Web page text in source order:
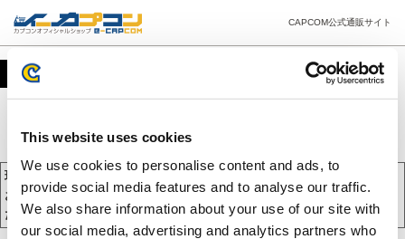
This website uses cookies
We use cookies to personalise content and ads, to
provide social media features and to analyse our traffic.
We also share information about your use of our site with
our social media, advertising and analytics partners who
CAPCOM公式通販サイト
カート
現在、カートには商品が入っておりません。
お買い物を続けるには下の 「お買い物を続ける」 をクリックしてく
ださい。